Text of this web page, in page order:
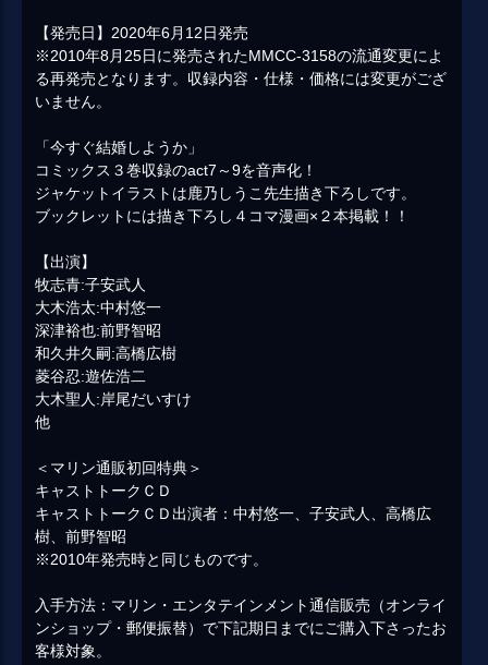
【発売日】2020年6月12日発売
※2010年8月25日に発売されたMMCC-3158の流通変更によ
る再発売となります。収録内容・仕様・価格には変更がござ
いません。
「今すぐ結婚しようか」
コミックス３巻収録のact7～9を音声化！
ジャケットイラストは鹿乃しうこ先生描き下ろしです。
ブックレットには描き下ろし４コマ漫画×２本掲載！！
【出演】
牧志青:子安武人
大木浩太:中村悠一
深津裕也:前野智昭
和久井久嗣:高橋広樹
菱谷忍:遊佐浩二
大木聖人:岸尾だいすけ
他
＜マリン通販初回特典＞
キャストトークＣＤ
キャストトークＣＤ出演者：中村悠一、子安武人、高橋広
樹、前野智昭
※2010年発売時と同じものです。
入手方法：マリン・エンタテインメント通信販売（オンライ
ンショップ・郵便振替）で下記期日までにご購入下さったお
客様対象。